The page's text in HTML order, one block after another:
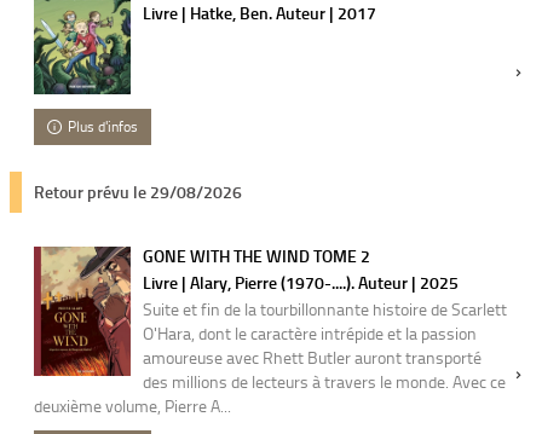
Livre | Hatke, Ben. Auteur | 2017
Plus d'infos
Retour prévu le 29/08/2026
GONE WITH THE WIND TOME 2
Livre | Alary, Pierre (1970-....). Auteur | 2025
Suite et fin de la tourbillonnante histoire de Scarlett
O'Hara, dont le caractère intrépide et la passion
amoureuse avec Rhett Butler auront transporté
des millions de lecteurs à travers le monde. Avec ce
deuxième volume, Pierre A...